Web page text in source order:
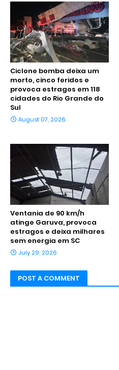
Ciclone bomba deixa um
morto, cinco feridos e
provoca estragos em 118
cidades do Rio Grande do
Sul
August 07, 2026
Ventania de 90 km/h
atinge Garuva, provoca
estragos e deixa milhares
sem energia em SC
July 29, 2026
POST A COMMENT